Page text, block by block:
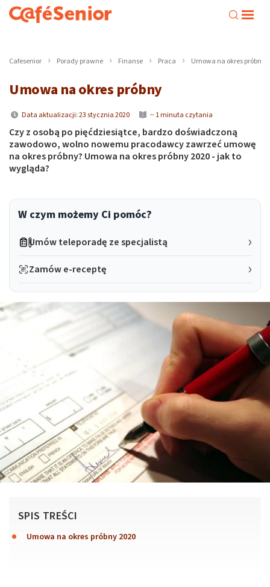
Cafesenior Porady prawne Finanse Praca Umowa na okres próbny
Umowa na okres próbny
Data aktualizacji: 23 stycznia 2020 ~ 1 minuta czytania
Czy z osobą po pięćdziesiątce, bardzo doświadczoną
zawodowo, wolno nowemu pracodawcy zawrzeć umowę
na okres próbny? Umowa na okres próbny 2020 - jak to
wygląda?
W czym możemy Ci pomóc?
Umów teleporadę ze specjalistą
Zamów e-receptę
SPIS TREŚCI
Umowa na okres próbny 2020